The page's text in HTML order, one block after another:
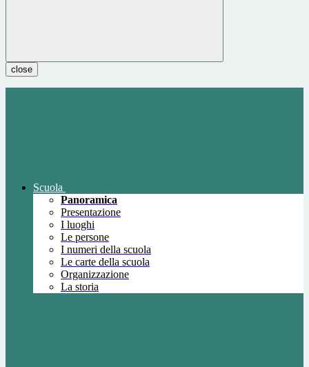
close
Scuola
Panoramica
Presentazione
I luoghi
Le persone
I numeri della scuola
Le carte della scuola
Organizzazione
La storia